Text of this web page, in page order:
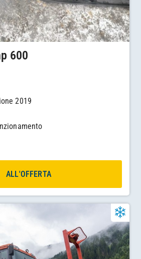
600
2019
ALL'OFFERTA